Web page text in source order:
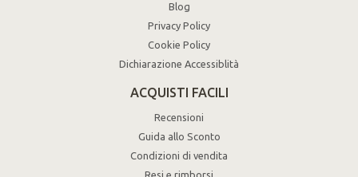
Blog
Privacy Policy
Cookie Policy
Dichiarazione Accessiblità
ACQUISTI FACILI
Recensioni
Guida allo Sconto
Condizioni di vendita